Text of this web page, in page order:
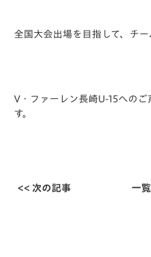
全国大会出場を目指して、チー
V・ファーレン長崎U-15への
す。
<< 次の記事 一